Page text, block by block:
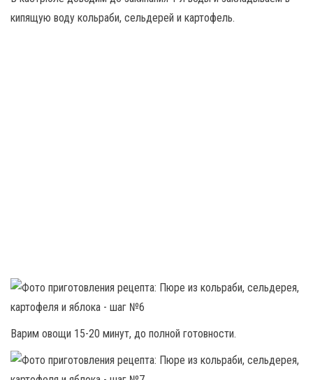
кипящую воду кольраби, сельдерей и картофель.
Варим овощи 15-20 минут, до полной готовности.